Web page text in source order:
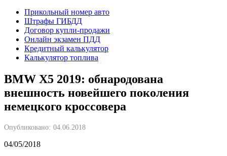
Прикольный номер авто
Штрафы ГИБДД
Договор купли-продажи
Онлайн экзамен ПДД
Кредитный калькулятор
Калькулятор топлива
BMW X5 2019: обнародована
внешность новейшего поколения
немецкого кроссовера
Опубликовано: 04.06.2018
04/05/2018